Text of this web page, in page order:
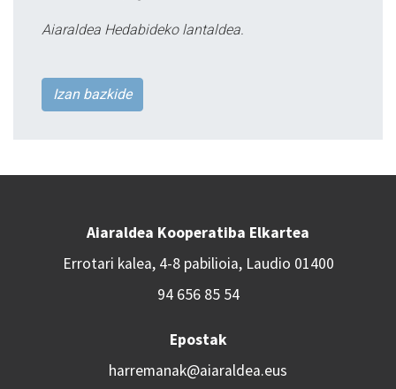
Aiaraldea Hedabideko lantaldea.
Izan bazkide
Aiaraldea Kooperatiba Elkartea
Errotari kalea, 4-8 pabilioia, Laudio 01400
94 656 85 54
Epostak
harremanak@aiaraldea.eus